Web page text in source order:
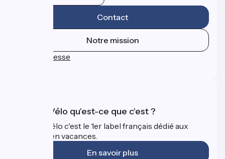
Contact
Notre mission
Espace Presse
Accueil Vélo qu'est-ce que c'est ?
Accueil Vélo c'est le 1er label français dédié aux
cyclistes en vacances.
En savoir plus